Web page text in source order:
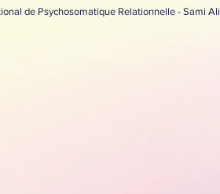
de Psychosomatique Relationnelle - Sami Ali